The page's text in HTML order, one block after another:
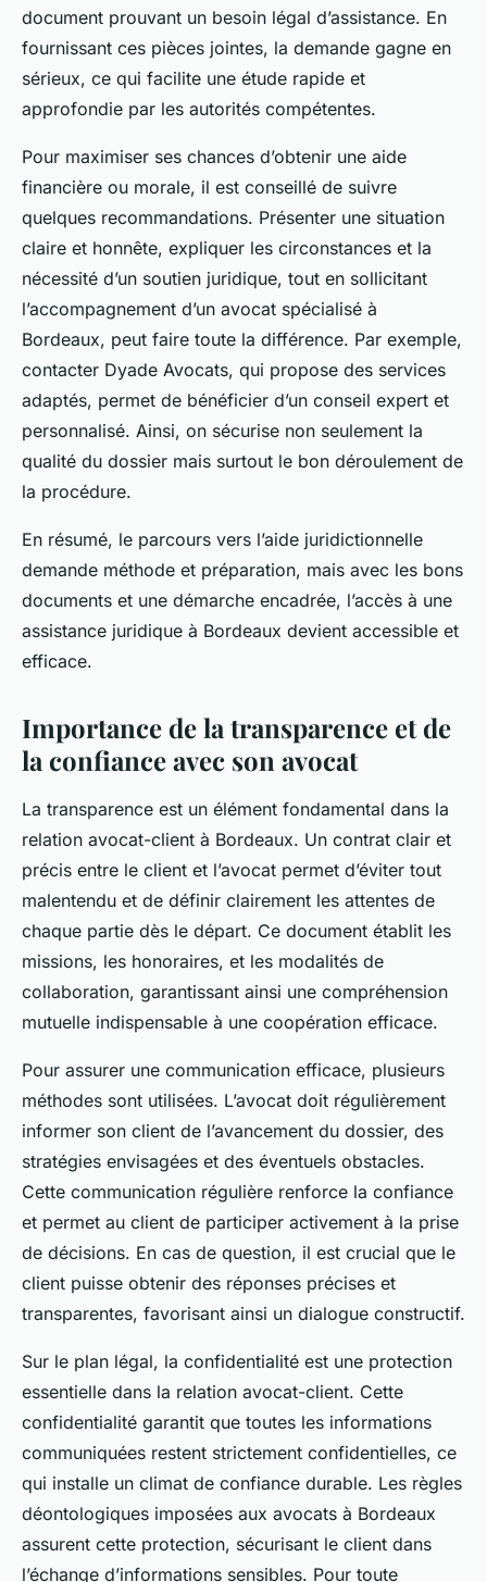
document prouvant un besoin légal d’assistance. En
fournissant ces pièces jointes, la demande gagne en
sérieux, ce qui facilite une étude rapide et
approfondie par les autorités compétentes.
Pour maximiser ses chances d’obtenir une aide
financière ou morale, il est conseillé de suivre
quelques recommandations. Présenter une situation
claire et honnête, expliquer les circonstances et la
nécessité d’un soutien juridique, tout en sollicitant
l’accompagnement d’un avocat spécialisé à
Bordeaux, peut faire toute la différence. Par exemple,
contacter Dyade Avocats, qui propose des services
adaptés, permet de bénéficier d’un conseil expert et
personnalisé. Ainsi, on sécurise non seulement la
qualité du dossier mais surtout le bon déroulement de
la procédure.
En résumé, le parcours vers l’aide juridictionnelle
demande méthode et préparation, mais avec les bons
documents et une démarche encadrée, l’accès à une
assistance juridique à Bordeaux devient accessible et
efficace.
Importance de la transparence et de
la confiance avec son avocat
La transparence est un élément fondamental dans la
relation avocat-client à Bordeaux. Un contrat clair et
précis entre le client et l’avocat permet d’éviter tout
malentendu et de définir clairement les attentes de
chaque partie dès le départ. Ce document établit les
missions, les honoraires, et les modalités de
collaboration, garantissant ainsi une compréhension
mutuelle indispensable à une coopération efficace.
Pour assurer une communication efficace, plusieurs
méthodes sont utilisées. L’avocat doit régulièrement
informer son client de l’avancement du dossier, des
stratégies envisagées et des éventuels obstacles.
Cette communication régulière renforce la confiance
et permet au client de participer activement à la prise
de décisions. En cas de question, il est crucial que le
client puisse obtenir des réponses précises et
transparentes, favorisant ainsi un dialogue constructif.
Sur le plan légal, la confidentialité est une protection
essentielle dans la relation avocat-client. Cette
confidentialité garantit que toutes les informations
communiquées restent strictement confidentielles, ce
qui installe un climat de confiance durable. Les règles
déontologiques imposées aux avocats à Bordeaux
assurent cette protection, sécurisant le client dans
l’échange d’informations sensibles. Pour toute